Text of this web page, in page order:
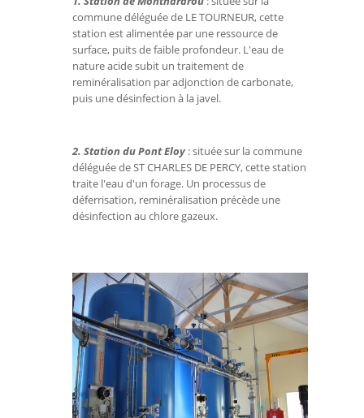
commune déléguée de LE TOURNEUR, cette
station est alimentée par une ressource de
surface, puits de faible profondeur. L'eau de
nature acide subit un traitement de
reminéralisation par adjonction de carbonate,
puis une désinfection à la javel.
2. Station du Pont Eloy: située sur la commune
déléguée de ST CHARLES DE PERCY, cette station
traite l'eau d'un forage. Un processus de
déferrisation, reminéralisation précède une
désinfection au chlore gazeux.